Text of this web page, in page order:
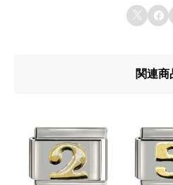
 
関連商